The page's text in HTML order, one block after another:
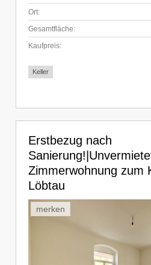
Ort:
Gesamtfläche:
Kaufpreis:
Keller
Erstbezug nach
Zimmerwohnung zum
Löbtau
merken